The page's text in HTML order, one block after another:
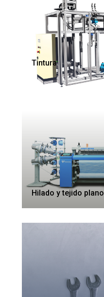
Tintura
Hilado y tejido plano